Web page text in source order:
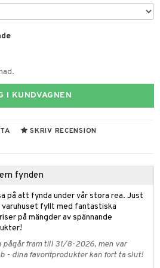
I KUNDVAGNEN
SKRIV RECENSION
fynden
på att fynda under vår stora rea. Just
varuhuset fyllt med fantastiska
på mängder av spännande
pågår fram till 31/8-2026, men var
- dina favoritprodukter kan fort ta slut!